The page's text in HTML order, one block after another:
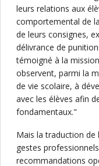
leurs relations aux
comportemental de
de leurs consignes,
délivrance de
témoigné à la
observent, parmi la
de vie scolaire, à
avec les élèves afin
fondamentaux."
Mais la traduction de
gestes
recommandations